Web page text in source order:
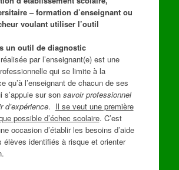
– formation d’enseignant ou
voulant utiliser l’outil
un outil de diagnostic
réalisée par l’enseignant(e) est une
qui se limite à la
qu’à l’enseignant de chacun de ses
s’appuie sur son savoir professionnel
d’expérience. Il se veut une première
possible d’échec scolaire. C’est
occasion d’établir les besoins d’aide
élèves identifiés à risque et orienter